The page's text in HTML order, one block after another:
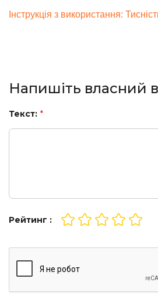
Інструкція з використання:
Напишіть власний
Текст: *
Рейтинг :